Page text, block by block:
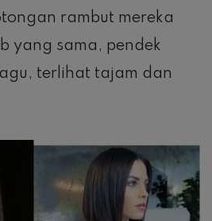
rambut mereka
yang sama, pendek
terlihat tajam dan